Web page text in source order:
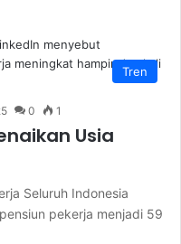
Tren
0 1
Usia
Seluruh Indonesia
pekerja menjadi 59